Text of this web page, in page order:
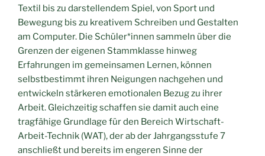
Textil bis zu darstellendem Spiel, von Sport und
Bewegung bis zu kreativem Schreiben und Gestalten
am Computer. Die Schüler*innen sammeln über die
Grenzen der eigenen Stammklasse hinweg
Erfahrungen im gemeinsamen Lernen, können
selbstbestimmt ihren Neigungen nachgehen und
entwickeln stärkeren emotionalen Bezug zu ihrer
Arbeit. Gleichzeitig schaffen sie damit auch eine
tragfähige Grundlage für den Bereich Wirtschaft-
Arbeit-Technik (WAT), der ab der Jahrgangsstufe 7
anschließt und bereits im engeren Sinne der